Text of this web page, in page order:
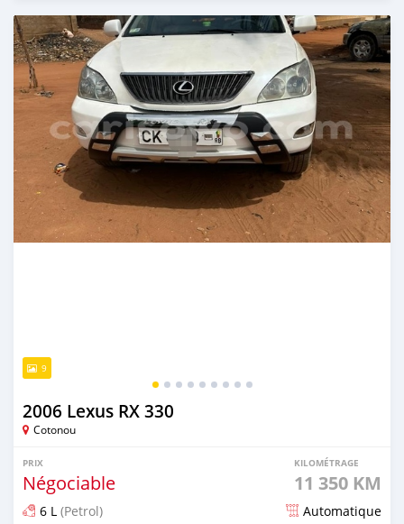
Publié il y a 3 mois
9
2006 Lexus RX 330
Cotonou
PRIX
Négociable
KILOMÉTRAGE
11 350 KM
6 L (Petrol) Automatique